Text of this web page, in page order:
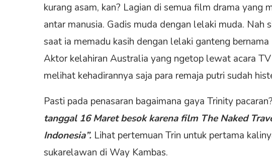
kurang asam, kan? Lagian di semua film drama yang
antar manusia. Gadis muda dengan lelaki muda.
saat ia memadu kasih dengan lelaki ganteng
Aktor kelahiran Australia yang ngetop lewat acara
melihat kehadirannya saja para remaja putri sudah
Pasti pada penasaran bagaimana gaya Trinity
tanggal 16 Maret besok karena film The Naked
Indonesia”. Lihat pertemuan Trin untuk pertama
sukarelawan di Way Kambas.